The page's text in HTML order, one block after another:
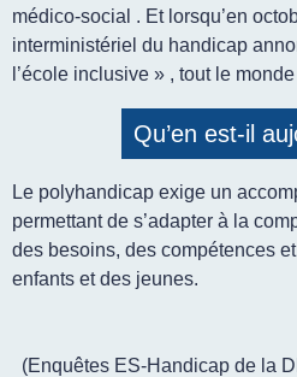
médico-social . Et lorsqu’en
interministériel du handicap
l’école inclusive » , tout le
Qu’en est-il
Le polyhandicap exige un
permettant de s’adapter à la
des besoins, des compétences
enfants et des jeunes.
(Enquêtes ES-Handicap de la